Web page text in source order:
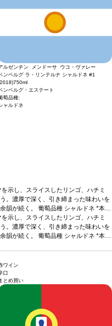
シーダー、石墨の含みも表れる。がっ
感じるフルボディは、魅惑的で傑出し
地よく満たされる。」 by ワインメー
60% カベルネ・ソーヴィニヨン、25%
ヴェルド
いうユニークな立地がもたらす、調和
品。 「スミレがかった鮮やかなチェリ
、ブルーベリー、ラベンダーなどのフ
シーダー、石墨の含みも表れる。がっ
感じるフルボディは、魅惑的で傑出し
地よく満たされる。」 by ワインメー
60% カベルネ・ソーヴィニヨン、25%
・ヴェルド
ルゼンチン メンドーサ ウコ・ヴァレー
ンベルグ ラ・リンテルナ シャルドネ #1
750ml
ンベルグ・エステート
萄品種:
ャルドネ
示し、スライスしたリンゴ、ハチミ
。濃厚で深く、引き締まった味わいを
韻が続く。 葡萄品種 シャルドネ *本ヴ
格が同様の場合は自動的に次のヴィン
示し、スライスしたリンゴ、ハチミ
。濃厚で深く、引き締まった味わいを
韻が続く。 葡萄品種 シャルドネ *本ヴ
ワイン
口
とめ買い